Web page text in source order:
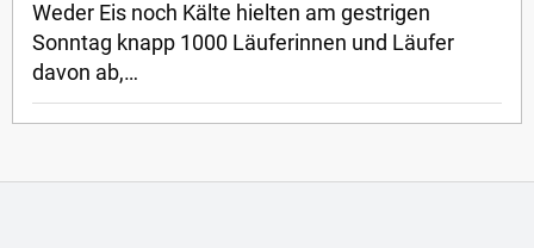
Weder Eis noch Kälte hielten am gestrigen
Sonntag knapp 1000 Läuferinnen und Läufer
davon ab,…